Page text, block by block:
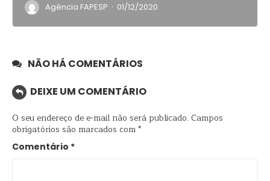
Agência FAPESP · 01/12/2020
NÃO HÁ COMENTÁRIOS
DEIXE UM COMENTÁRIO
O seu endereço de e-mail não será publicado. Campos
obrigatórios são marcados com*
Comentário *